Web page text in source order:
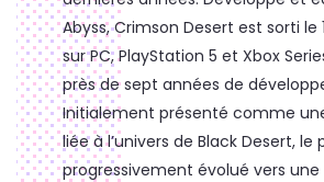
Abyss, Crimson Desert est sorti le
sur PC, PlayStation 5 et Xbox
près de sept années de
Initialement présenté comme
liée à l’univers de Black Desert, le
progressivement évolué vers